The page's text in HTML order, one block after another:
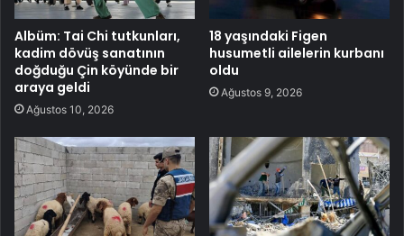
Albüm: Tai Chi tutkunları,
kadim dövüş sanatının
doğduğu Çin köyünde bir
araya geldi
Ağustos 10, 2026
18 yaşındaki Figen
husumetli ailelerin kurbanı
oldu
Ağustos 9, 2026